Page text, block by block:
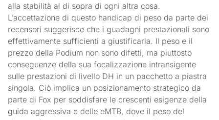
alla stabilità al di sopra di ogni altra cosa.
L’accettazione di questo handicap di peso da parte dei
recensori suggerisce che i guadagni prestazionali sono
effettivamente sufficienti a giustificarla. Il peso e il
prezzo della Podium non sono difetti, ma piuttosto
conseguenze della sua focalizzazione intransigente
sulle prestazioni di livello DH in un pacchetto a piastra
singola. Ciò implica un posizionamento strategico da
parte di Fox per soddisfare le crescenti esigenze della
guida aggressiva e delle eMTB, dove il peso del